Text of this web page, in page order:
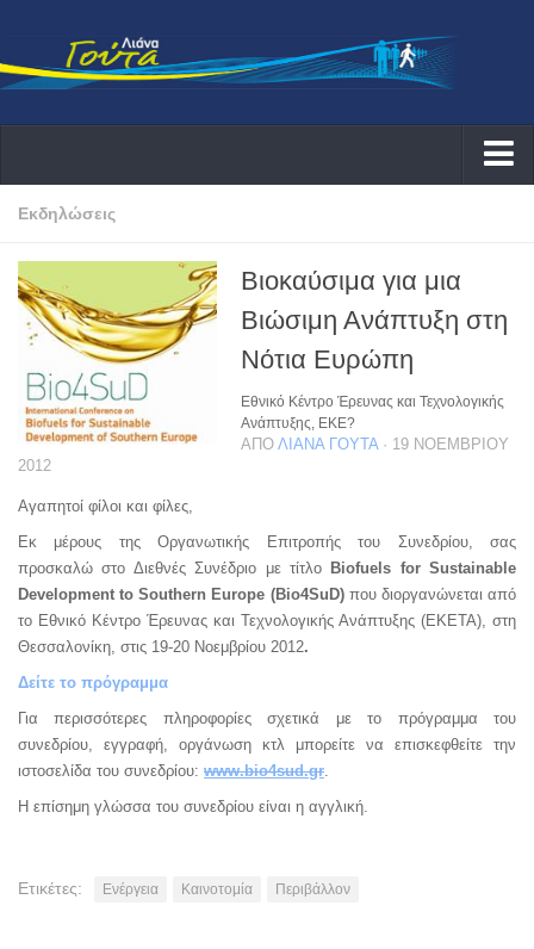
Αρχική
Δράσεις
Εκδηλώσεις
Συνεντεύξεις ραδιοφωνικές
Συνεντεύξεις τηλεοπτικές
Θέματα
Ενέργεια
Περιβάλλον
Παιδεία
Καινοτομία
Πολιτικά σχόλια
Φωτογραφίες
Επαγγελματικές
Προσωπικές
Εκδηλώσεις
Βιοκαύσιμα για μια
Βιώσιμη Ανάπτυξη στη
Νότια Ευρώπη
Εθνικό Κέντρο Έρευνας και Τεχνολογικής
Ανάπτυξης, ΕΚΕ?
ΑΠΌΛΙΆΝΑ ΓΟΎΤΑ· 19 ΝΟΕΜΒΡΊΟΥ
2012
Αγαπητοί φίλοι και φίλες,
Εκ μέρους της Οργανωτικής Επιτροπής του Συνεδρίου, σας
προσκαλώ στο Διεθνές Συνέδριο με τίτλο Biofuels for Sustainable
Development toSouthern Europe (Bio4SuD) που διοργανώνεται από
το Εθνικό Κέντρο Έρευνας και Τεχνολογικής Ανάπτυξης (ΕΚΕΤΑ), στη
Θεσσαλονίκη, στις 19-20 Νοεμβρίου 2012.
Δείτε το πρόγραμμα
Για περισσότερες πληροφορίες σχετικά με το πρόγραμμα του
συνεδρίου, εγγραφή, οργάνωση κτλ μπορείτε να επισκεφθείτε την
ιστοσελίδα του συνεδρίου: www.bio4sud.gr
Η επίσημη γλώσσα του συνεδρίου είναι η αγγλική.
Ετικέτες: Ενέργεια Καινοτομία Περιβάλλον